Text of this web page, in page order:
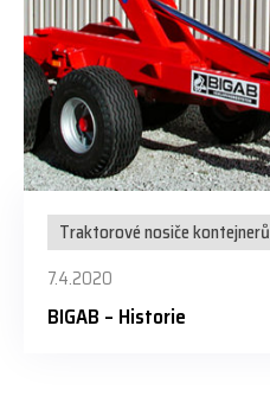
Traktorové nosiče kontejnerů
7.4.2020
BIGAB – Historie